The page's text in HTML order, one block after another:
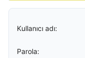
Kullanıcı adı:
Parola: